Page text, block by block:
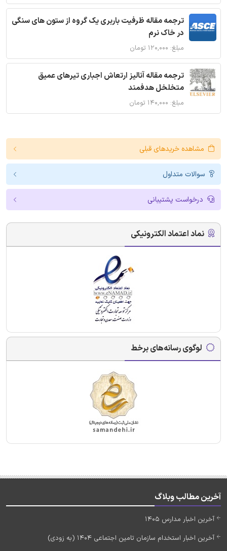
ترجمه مقاله ظرفیت باربری یک گروه از ستون های سنگی
در خاک نرم
مبلغ: ۱۲۰,۰۰۰ تومان
ترجمه مقاله آنالیز ارتعاش اجباری تیرهای عمیق
متخلخل هدفمند
مبلغ: ۱۴۰,۰۰۰ تومان
مشاهده خریدهای قبلی
سوالات متداول
درخواست پشتیبانی
نماد اعتماد الکترونیکی
لوگوی رسانه‌های برخط
آخرین مطالب وبلاگ
آخرین اخبار مدارس 1405
آخرین اخبار استخدام سازمان تامین اجتماعی 1404 (به زودی)